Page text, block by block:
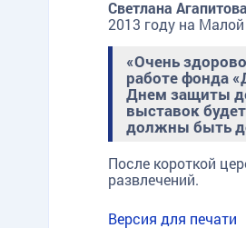
Светлана Агапитова
2013 году на
«Очень
работе фонда
Днем защиты
выставок
должны быть
После короткой
развлечений.
Версия для печати